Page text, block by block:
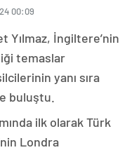
00:09
Yılmaz, İngiltere’nin
temaslar
yanı sıra
buluştu.
ilk olarak Türk
Londra